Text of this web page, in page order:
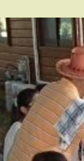
移住してい